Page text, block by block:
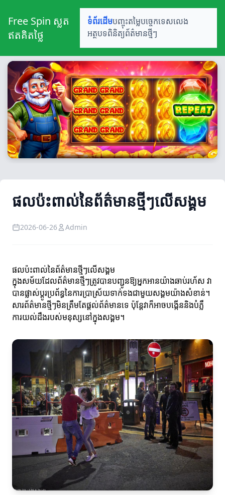
Free Spin ស្លត
ឥតគិតថ្លៃ
ទំព័រដើមបញ្ចុះតម្លៃបច្ចេកទេសលេង
អត្ថបទពិនិត្យព័ត៌មានថ្មីៗ
ផលប៉ះពាល់នៃព័ត៌មានថ្មីៗលើសង្គម
2026-06-26 Admin
ផលប៉ះពាល់នៃព័ត៌មានថ្មីៗលើសង្គម
ក្នុងសម័យដែលព័ត៌មានថ្មីៗត្រូវបានបញ្ជូនឱ្យអ្នកអានយ៉ាងឆាប់រហ័ស វា
បានផ្លាស់ប្តូរប្រព័ន្ធនៃការប្រាស្រ័យទាក់ទងជាមួយសង្គមយ៉ាងសំខាន់។
សារព័ត៌មានថ្មីៗមិនត្រឹមតែផ្តល់ព័ត៌មានទេ ប៉ុន្តែវាក៏អាចបង្កើននិងបំភ្លឺ
ការយល់ដឹងរបស់មនុស្សនៅក្នុងសង្គម។